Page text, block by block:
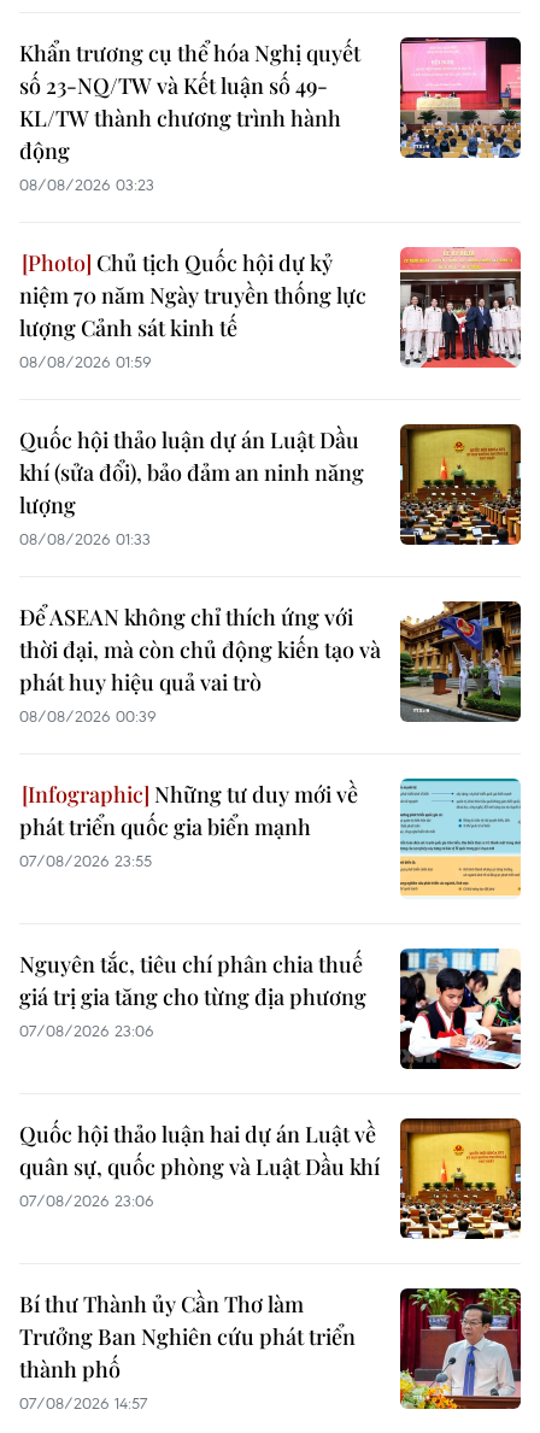
Khẩn trương cụ thể hóa Nghị quyết
số 23-NQ/TW và Kết luận số 49-
KL/TW thành chương trình hành
động
08/08/2026 03:23
Chủ tịch Quốc hội dự kỷ
niệm 70 năm Ngày truyền thống lực
lượng Cảnh sát kinh tế
08/08/2026 01:59
Quốc hội thảo luận dự án Luật Dầu
khí (sửa đổi), bảo đảm an ninh năng
lượng
08/08/2026 01:33
Để ASEAN không chỉ thích ứng với
thời đại, mà còn chủ động kiến tạo và
phát huy hiệu quả vai trò
08/08/2026 00:39
Những tư duy mới về
phát triển quốc gia biển mạnh
07/08/2026 23:55
Nguyên tắc, tiêu chí phân chia thuế
giá trị gia tăng cho từng địa phương
07/08/2026 23:06
Quốc hội thảo luận hai dự án Luật về
quân sự, quốc phòng và Luật Dầu khí
07/08/2026 23:06
Bí thư Thành ủy Cần Thơ làm
Trưởng Ban Nghiên cứu phát triển
thành phố
07/08/2026 14:57